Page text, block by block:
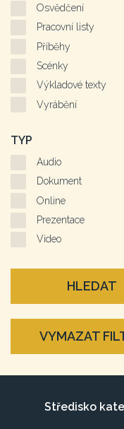
Osvědčení
Pracovní listy
Příběhy
Scénky
Výkladové texty
Vyrábění
TYP
Audio
Dokument
Online
Prezentace
Video
HLEDAT
VYMAZAT
Středisko